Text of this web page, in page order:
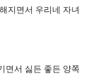
지면서 우리네 자녀
면서 싫든 좋든 양쪽